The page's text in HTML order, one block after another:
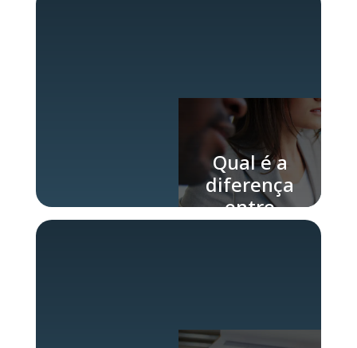
Qual é a
diferença
entre
CAPEX e